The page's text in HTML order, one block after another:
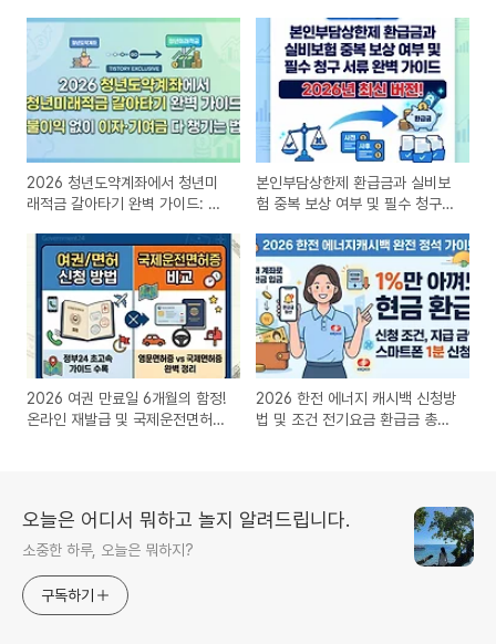
2026 청년도약계좌에서 청년미
래적금 갈아타기 완벽 가이드: 불
본인부담상한제 환급금과 실비보
험 중복 보상 여부 및 필수 청구
2026 여권 만료일 6개월의 함정!
온라인 재발급 및 국제운전면허증
2026 한전 에너지 캐시백 신청방
법 및 조건 전기요금 환급금 총정
오늘은 어디서 뭐하고 놀지 알려드립니다.
소중한 하루, 오늘은 뭐하지?
구독하기